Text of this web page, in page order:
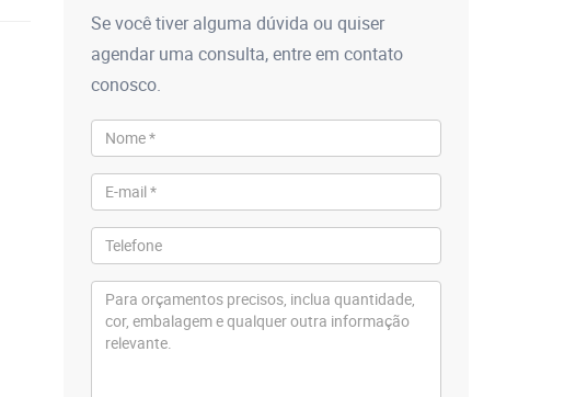
Se você tiver alguma dúvida ou quiser
agendar uma consulta, entre em contato
conosco.